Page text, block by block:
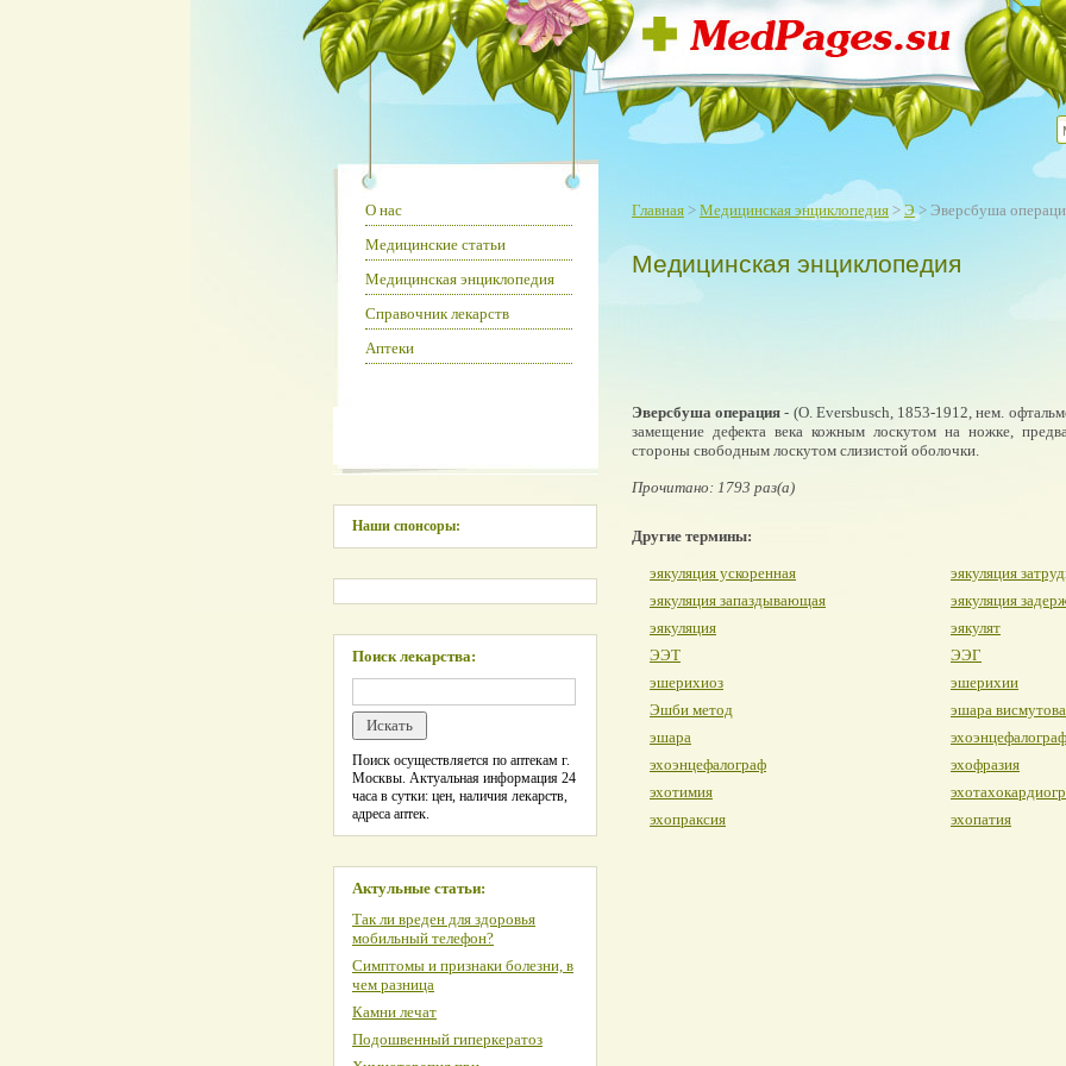
Главная > Медицинская энциклопедия > Э> Эверсбуша
Медицинская энциклопедия
Эверсбуша операция - (O. Eversbusch, 1853-1912, нем.
замещение дефекта века кожным лоскутом на ножке,
стороны свободным лоскутом слизистой оболочки.
Прочитано: 1793 раз(а)
Другие термины:
эякуляция ускоренная
эякуляция
эякуляция запаздывающая
эякуляция
эякуляция
эякулят
ЭЭТ
ЭЭГ
эшерихиоз
эшерихии
Эшби метод
эшара
эшара
эхоэнцефалограф
эхофразия
эхотимия
эхопраксия
эхопатия
О нас
Медицинские статьи
Медицинская энциклопедия
Справочник лекарств
Аптеки
Наши спонсоры:
Поиск лекарства:
Поиск осуществляется по аптекам г.
Москвы. Актуальная информация 24
часа в сутки: цен, наличия лекарств,
адреса аптек.
Актульные статьи:
Так ли вреден для здоровья
мобильный телефон?
Симптомы и признаки болезни, в
чем разница
Камни лечат
Подошвенный гиперкератоз